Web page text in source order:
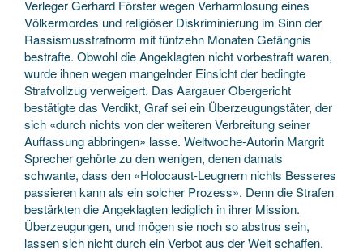
Verleger Gerhard Förster wegen Verharmlosung eines
Völkermordes und religiöser Diskriminierung im Sinn der
Rassismusstrafnorm mit fünfzehn Monaten Gefängnis
bestrafte. Obwohl die Angeklagten nicht vorbestraft waren,
wurde ihnen wegen mangelnder Einsicht der bedingte
Strafvollzug verweigert. Das Aargauer Obergericht
bestätigte das Verdikt, Graf sei ein Überzeugungstäter, der
sich «durch nichts von der weiteren Verbreitung seiner
Auffassung abbringen» lasse. Weltwoche-Autorin Margrit
Sprecher gehörte zu den wenigen, denen damals
schwante, dass den «Holocaust-Leugnern nichts Besseres
passieren kann als ein solcher Prozess». Denn die Strafen
bestärkten die Angeklagten lediglich in ihrer Mission.
Überzeugungen, und mögen sie noch so abstrus sein,
lassen sich nicht durch ein Verbot aus der Welt schaffen.